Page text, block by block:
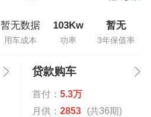
暂无数据
用车成本
103Kw
功率
暂无
3年保值率
贷款购车
首付： 5.3万
月供： 2853 (共36期)